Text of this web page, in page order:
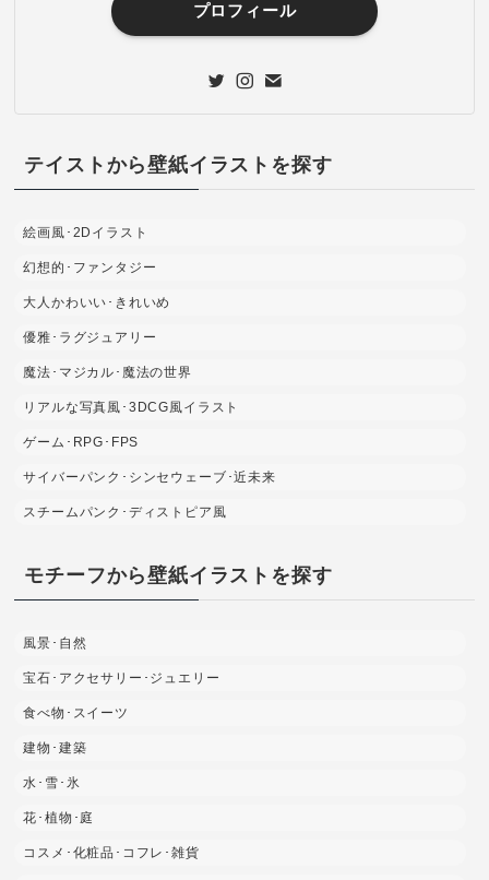
プロフィール
テイストから壁紙イラストを探す
絵画風･2Dイラスト
幻想的･ファンタジー
大人かわいい･きれいめ
優雅･ラグジュアリー
魔法･マジカル･魔法の世界
リアルな写真風･3DCG風イラスト
ゲーム･RPG･FPS
サイバーパンク･シンセウェーブ･近未来
スチームパンク･ディストピア風
モチーフから壁紙イラストを探す
風景･自然
宝石･アクセサリー･ジュエリー
食べ物･スイーツ
建物･建築
水･雪･氷
花･植物･庭
コスメ･化粧品･コフレ･雑貨